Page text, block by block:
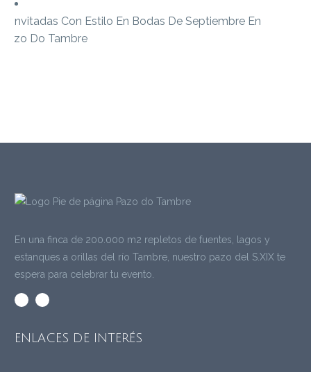
En una finca de 200.000 m2 repletos de fuentes, lagos y
estanques a orillas del río Tambre, nuestro pazo del S.XIX te
espera para celebrar tu evento.
ENLACES DE INTERÉS